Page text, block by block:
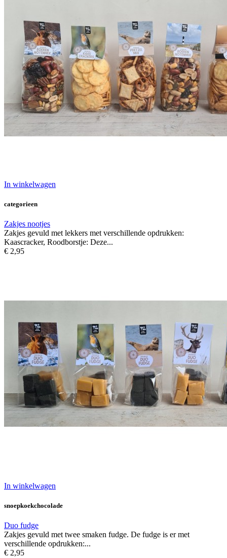
In winkelwagen
categorieen
Zakjes nootjes
Zakjes gevuld met lekkers met verschillende opdrukken:
Kaascracker, Roodborstje: Deze...
€ 2,95
In winkelwagen
snoepkoekchocolade
Duo fudge
Zakjes gevuld met twee smaken fudge. De fudge is er met
verschillende opdrukken:...
€ 2,95